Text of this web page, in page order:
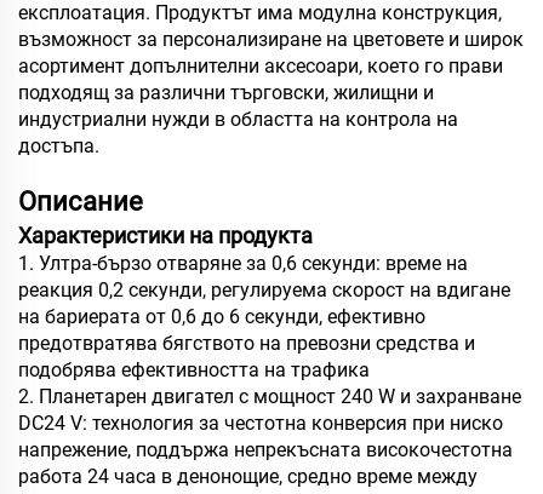
експлоатация. Продуктът има модулна конструкция,
възможност за персонализиране на цветовете и широк
асортимент допълнителни аксесоари, което го прави
подходящ за различни търговски, жилищни и
индустриални нужди в областта на контрола на
достъпа.
Описание
Характеристики на продукта
1. Ултра-бързо отваряне за 0,6 секунди: време на
реакция 0,2 секунди, регулируема скорост на вдигане
на бариерата от 0,6 до 6 секунди, ефективно
предотвратява бягството на превозни средства и
подобрява ефективността на трафика
2. Планетарен двигател с мощност 240 W и захранване
DC24 V: технология за честотна конверсия при ниско
напрежение, поддържа непрекъсната високочестотна
работа 24 часа в денонощие, средно време между